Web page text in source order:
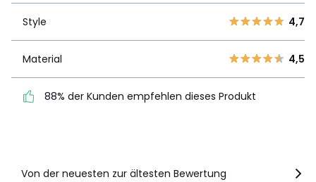
4,7
4,5
empfehlen dieses Produkt
Style 4,7
Material 4,5
88% der Kunden empfehlen dieses Produkt
Von der neuesten zur ältesten Bewertung